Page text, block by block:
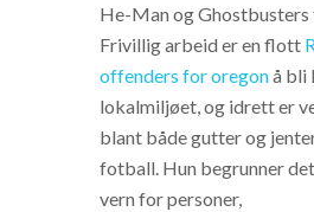
He-Man og Ghostbusters
Frivillig arbeid er en flott
offenders for oregonå bli
lokalmiljøet, og idrett er
blant både gutter og
fotball. Hun begrunner
vern for personer,